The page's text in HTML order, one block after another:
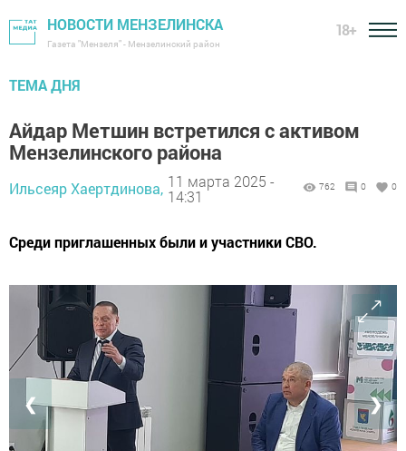
НОВОСТИ МЕНЗЕЛИНСКА
Газета "Мензеля" - Мензелинский район
18+
ТЕМА ДНЯ
Айдар Метшин встретился с активом
Мензелинского района
Ильсеяр Хаертдинова, 11 марта 2025 -
14:31
762 0 0
Среди приглашенных были и участники СВО.
❮ ❯